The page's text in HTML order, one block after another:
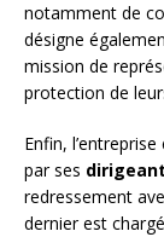
notamment de
désigne
mission de
protection de
Enfin,
par ses
redressement
dernier est